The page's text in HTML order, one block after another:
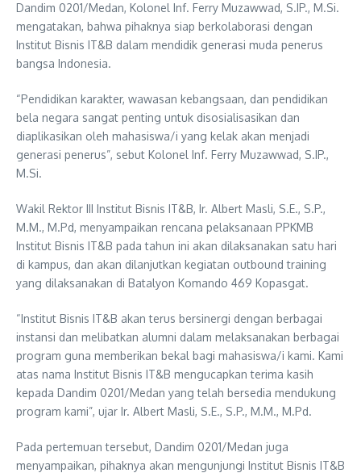
Dandim 0201/Medan, Kolonel Inf. Ferry Muzawwad, S.IP., M.Si.
mengatakan, bahwa pihaknya siap berkolaborasi dengan
Institut Bisnis IT&B dalam mendidik generasi muda penerus
bangsa Indonesia.
“Pendidikan karakter, wawasan kebangsaan, dan pendidikan
bela negara sangat penting untuk disosialisasikan dan
diaplikasikan oleh mahasiswa/i yang kelak akan menjadi
generasi penerus”, sebut Kolonel Inf. Ferry Muzawwad, S.IP.,
M.Si.
Wakil Rektor III Institut Bisnis IT&B, Ir. Albert Masli, S.E., S.P.,
M.M., M.Pd, menyampaikan rencana pelaksanaan PPKMB
Institut Bisnis IT&B pada tahun ini akan dilaksanakan satu hari
di kampus, dan akan dilanjutkan kegiatan outbound training
yang dilaksanakan di Batalyon Komando 469 Kopasgat.
“Institut Bisnis IT&B akan terus bersinergi dengan berbagai
instansi dan melibatkan alumni dalam melaksanakan berbagai
program guna memberikan bekal bagi mahasiswa/i kami. Kami
atas nama Institut Bisnis IT&B mengucapkan terima kasih
kepada Dandim 0201/Medan yang telah bersedia mendukung
program kami”, ujar Ir. Albert Masli, S.E., S.P., M.M., M.Pd.
Pada pertemuan tersebut, Dandim 0201/Medan juga
menyampaikan, pihaknya akan mengunjungi Institut Bisnis IT&B